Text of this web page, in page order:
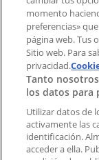
Marcas
Marcas
Negocios
Negocios
Productos
Productos
Ciudades
Descargar la
momento
preferencias»
página web. Tus
Sitio web. Para
privacidad.
Tanto
los datos para
Utilizar datos de
activamente las
identificación.
acceder a ella.